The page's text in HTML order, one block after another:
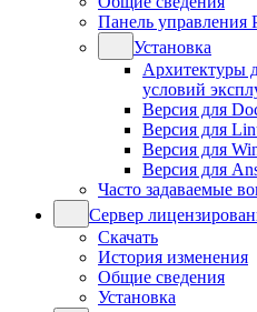
Панель управления
Установка
Архитектуры
условий
Версия для
Версия для
Версия для
Версия для
Часто задаваемые
Сервер
Скачать
История изменения
Общие сведения
Установка